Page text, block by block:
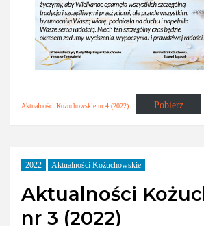
Aktualności Kożuchowskie nr 4 (2022) Pobierz
2022 Aktualności Kożuchowskie
Aktualności
nr 3 (2022)